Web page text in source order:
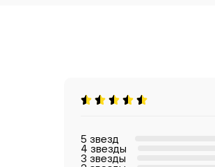
5 звезд
4 звезды
3 звезды